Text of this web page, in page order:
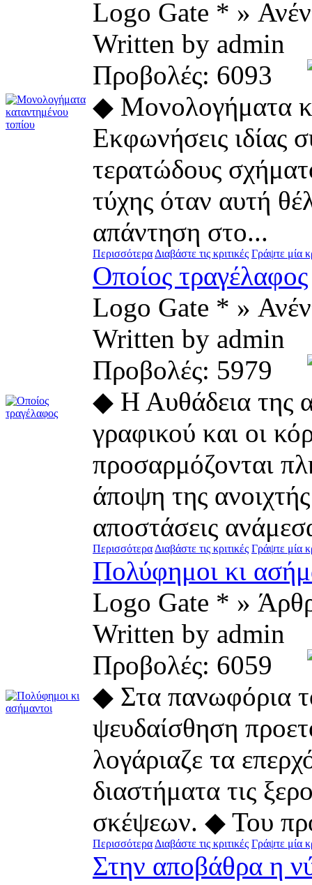
Logo Gate * »
Written by
Προβολές: 6093
◆ Μονολογήματα
Εκφωνήσεις ιδίας
τερατώδους
τύχης όταν αυτή
απάντηση στο...
Περισσότερα Διαβάστε τις κριτικές Γράψτε μία
Οποίος τραγέλαφος
Logo Gate * »
Written by
Προβολές: 5979
◆ Η Αυθάδεια της
γραφικού και οι
προσαρμόζονται
άποψη της
αποστάσεις
Περισσότερα Διαβάστε τις κριτικές Γράψτε μία
Πολύφημοι κι
Logo Gate * »
Written by
Προβολές: 6059
◆ Στα πανωφόρια
ψευδαίσθηση
λογάριαζε τα
διαστήματα τις
σκέψεων. ◆ Του
Περισσότερα Διαβάστε τις κριτικές Γράψτε μία
Στην αποβάθρα η